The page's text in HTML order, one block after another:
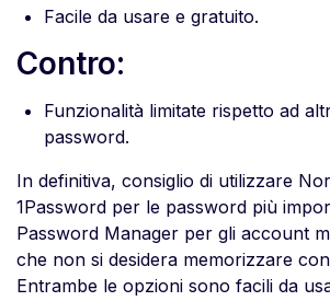
Facile da usare e gratuito.
Contro:
Funzionalità limitate rispetto ad
password.
In definitiva, consiglio di utilizzare
1Password per le password più
Password Manager per gli account
che non si desidera memorizzare
Entrambe le opzioni sono facili da